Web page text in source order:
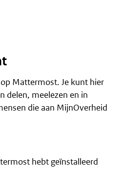
Mattermost. Je kunt hier
delen, meelezen en in
die aan MijnOverheid
hebt geïnstalleerd